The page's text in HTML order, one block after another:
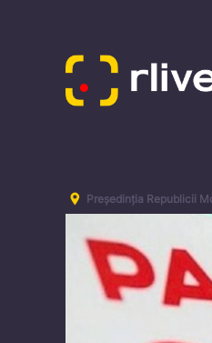
Președinția Republicii